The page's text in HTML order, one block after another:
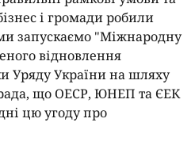
і громади робили
запускаємо "Міжнародну
відновлення
Уряду України на шляху
що ОЕСР, ЮНЕП та ЄЕК
цю угоду про